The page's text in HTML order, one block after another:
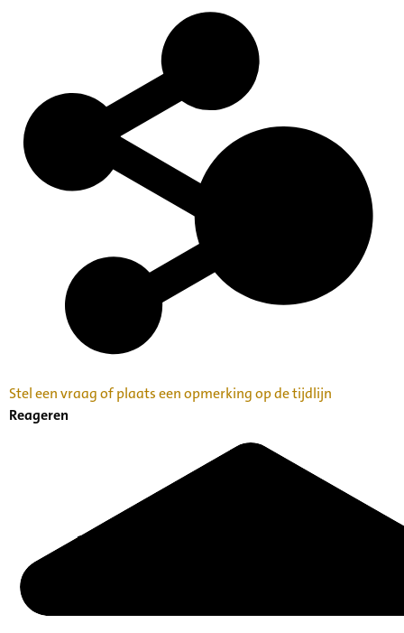
Stel een vraag of plaats een opmerking op de tijdlijn
Reageren